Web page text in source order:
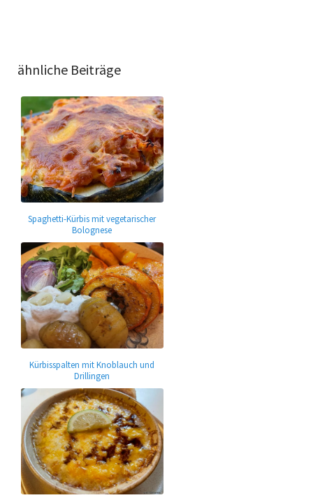
ähnliche Beiträge
Spaghetti-Kürbis mit vegetarischer
Bolognese
Kürbisspalten mit Knoblauch und
Drillingen